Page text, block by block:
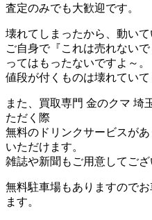
査定のみでも大歓迎です。
壊れてしまったから、動いて
ご自身で『これは売れない
ってはもったないですよ～。
値段が付くものは壊れてい
また、買取専門 金のクマ 埼
ただく際
無料のドリンクサービスが
いただけます。
雑誌や新聞もご用意してござ
無料駐車場もありますので
ます。